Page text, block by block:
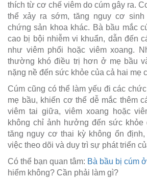
thích từ cơ chế viêm do cúm gây ra.
thể xảy ra sớm, tăng nguy cơ
chứng sản khoa khác. Bà bầu mắc
cao bị bội nhiễm vi khuẩn, dẫn đến
như viêm phổi hoặc viêm xoang.
thường khó điều trị hơn ở mẹ bầu
nặng nề đến sức khỏe của cả hai mẹ
Cúm cũng có thể làm yếu đi các
mẹ bầu, khiến cơ thể dễ mắc thêm
viêm tai giữa, viêm xoang hoặc
không chỉ ảnh hưởng đến sức khỏe
tăng nguy cơ thai kỳ không ổn
việc theo dõi và duy trì sự phát triển
Có thể bạn quan tâm: Bà bầu bị cúm
hiểm không? Cần phải làm gì?